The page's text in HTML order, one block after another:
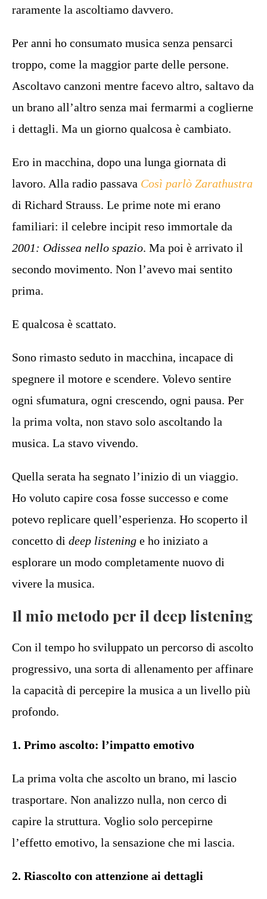
raramente la ascoltiamo davvero.
Per anni ho consumato musica senza pensarci
troppo, come la maggior parte delle persone.
Ascoltavo canzoni mentre facevo altro, saltavo da
un brano all’altro senza mai fermarmi a coglierne
i dettagli. Ma un giorno qualcosa è cambiato.
Ero in macchina, dopo una lunga giornata di
lavoro. Alla radio passava Così parlò Zarathustra
di Richard Strauss. Le prime note mi erano
familiari: il celebre incipit reso immortale da
2001: Odissea nello spazio. Ma poi è arrivato il
secondo movimento. Non l’avevo mai sentito
prima.
E qualcosa è scattato.
Sono rimasto seduto in macchina, incapace di
spegnere il motore e scendere. Volevo sentire
ogni sfumatura, ogni crescendo, ogni pausa. Per
la prima volta, non stavo solo ascoltando la
musica. La stavo vivendo.
Quella serata ha segnato l’inizio di un viaggio.
Ho voluto capire cosa fosse successo e come
potevo replicare quell’esperienza. Ho scoperto il
concetto di deep listening e ho iniziato a
esplorare un modo completamente nuovo di
vivere la musica.
Il mio metodo per il deep listening
Con il tempo ho sviluppato un percorso di ascolto
progressivo, una sorta di allenamento per affinare
la capacità di percepire la musica a un livello più
profondo.
1. Primo ascolto: l’impatto emotivo
La prima volta che ascolto un brano, mi lascio
trasportare. Non analizzo nulla, non cerco di
capire la struttura. Voglio solo percepirne
l’effetto emotivo, la sensazione che mi lascia.
2. Riascolto con attenzione ai dettagli